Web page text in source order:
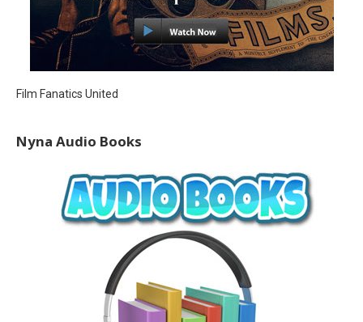
Film Fanatics United
Nyna Audio Books